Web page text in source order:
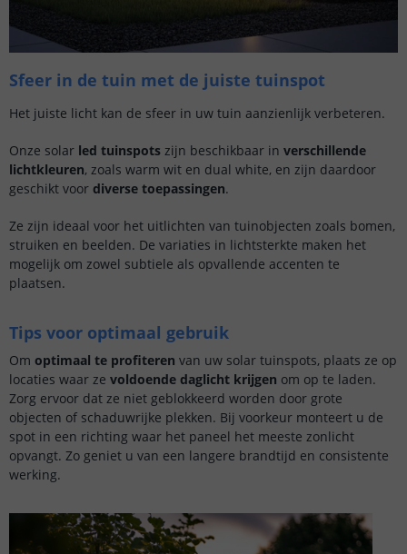
Sfeer in de tuin met de juiste tuinspot
Het juiste licht kan de sfeer in uw tuin aanzienlijk verbeteren.
Onze solar led tuinspots zijn beschikbaar in verschillende
lichtkleuren, zoals warm wit en dual white, en zijn daardoor
geschikt voor diverse toepassingen.
Ze zijn ideaal voor het uitlichten van tuinobjecten zoals bomen,
struiken en beelden. De variaties in lichtsterkte maken het
mogelijk om zowel subtiele als opvallende accenten te
plaatsen.
Tips voor optimaal gebruik
Om optimaal te profiteren van uw solar tuinspots, plaats ze op
locaties waar ze voldoende daglicht krijgen om op te laden.
Zorg ervoor dat ze niet geblokkeerd worden door grote
objecten of schaduwrijke plekken. Bij voorkeur monteert u de
spot in een richting waar het paneel het meeste zonlicht
opvangt. Zo geniet u van een langere brandtijd en consistente
werking.